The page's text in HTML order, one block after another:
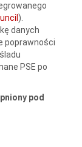
).
danych
poprawności
PSE po
pod